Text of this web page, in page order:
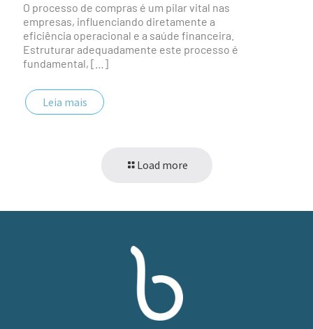
O processo de compras é um pilar vital nas
empresas, influenciando diretamente a
eficiência operacional e a saúde financeira.
Estruturar adequadamente este processo é
fundamental, […]
Leia mais
Load more